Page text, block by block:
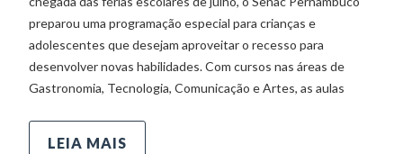
preparou uma programação especial para crianças e
adolescentes que desejam aproveitar o recesso para
desenvolver novas habilidades. Com cursos nas áreas de
Gastronomia, Tecnologia, Comunicação e Artes, as aulas
LEIA MAIS